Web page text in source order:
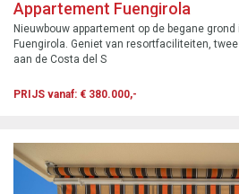
Appartement Fuengirola
Nieuwbouw appartement op de begane
Fuengirola. Geniet van resortfaciliteiten,
aan de Costa del S
PRIJS vanaf: € 380.000,-